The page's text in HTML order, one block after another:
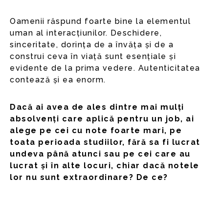
Oamenii răspund foarte bine la elementul
uman al interacțiunilor. Deschidere,
sinceritate, dorința de a învăța și de a
construi ceva în viață sunt esențiale și
evidente de la prima vedere. Autenticitatea
contează și ea enorm.
Dacă ai avea de ales dintre mai mulți
absolvenți care aplică pentru un job, ai
alege pe cei cu note foarte mari, pe
toata perioada studiilor, fără sa fi lucrat
undeva până atunci sau pe cei care au
lucrat și în alte locuri, chiar dacă notele
lor nu sunt extraordinare? De ce?